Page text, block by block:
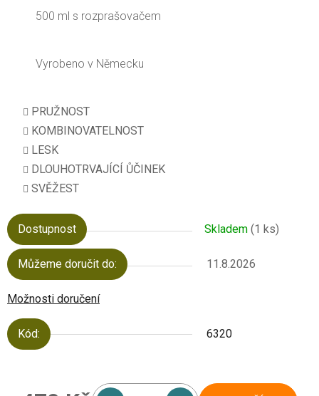
500 ml s rozprašovačem
Vyrobeno v Německu
PRUŽNOST
KOMBINOVATELNOST
LESK
DLOUHOTRVAJÍCÍ ŮČINEK
SVĚŽEST
Dostupnost Skladem (1 ks)
Můžeme doručit do: 11.8.2026
Možnosti doručení
Kód: 6320